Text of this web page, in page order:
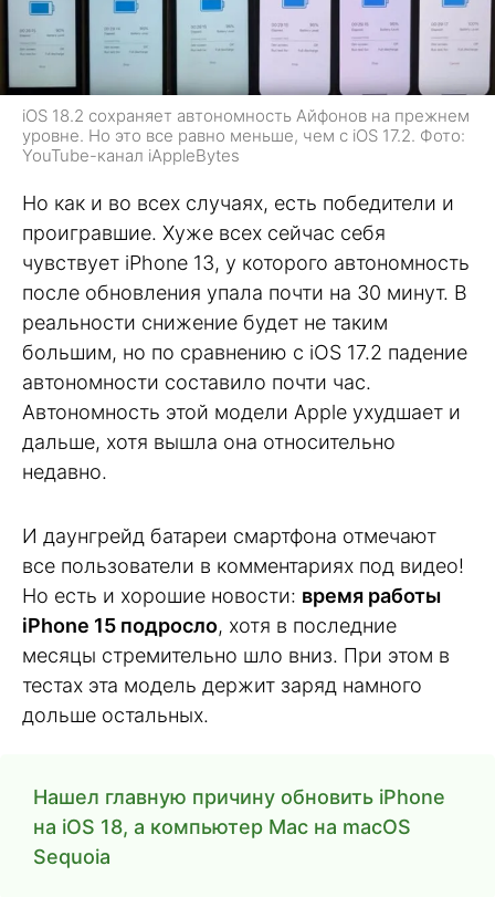
iOS 18.2 сохраняет автономность Айфонов на прежнем
уровне. Но это все равно меньше, чем с iOS 17.2. Фото:
YouTube-канал iAppleBytes
Но как и во всех случаях, есть победители и
проигравшие. Хуже всех сейчас себя
чувствует iPhone 13, у которого автономность
после обновления упала почти на 30 минут. В
реальности снижение будет не таким
большим, но по сравнению с iOS 17.2 падение
автономности составило почти час.
Автономность этой модели Apple ухудшает и
дальше, хотя вышла она относительно
недавно.
И даунгрейд батареи смартфона отмечают
все пользователи в комментариях под видео!
Но есть и хорошие новости: время работы
iPhone 15 подросло, хотя в последние
месяцы стремительно шло вниз. При этом в
тестах эта модель держит заряд намного
дольше остальных.
Нашел главную причину обновить iPhone
на iOS 18, а компьютер Mac на macOS
Sequoia